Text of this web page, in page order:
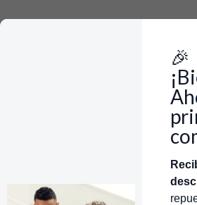
🎉
Tienda
Donde encontrar modelo?
Polea Tensor Secadora Whirpool